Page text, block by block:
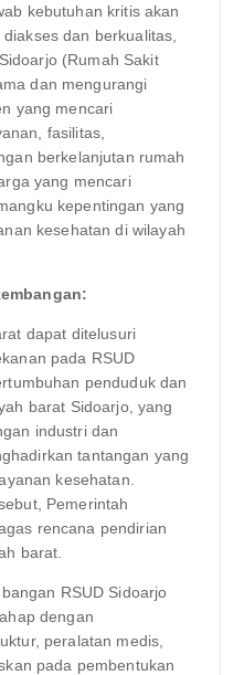
kebutuhan kritis akan
dan berkualitas,
(Rumah Sakit
dan mengurangi
yang mencari
fasilitas,
berkelanjutan rumah
yang mencari
kepentingan yang
kesehatan di wilayah
dapat ditelusuri
pada RSUD
penduduk dan
barat Sidoarjo, yang
industri dan
tantangan yang
kesehatan.
Pemerintah
rencana pendirian
barat.
RSUD Sidoarjo
dengan
peralatan medis,
pada pembentukan